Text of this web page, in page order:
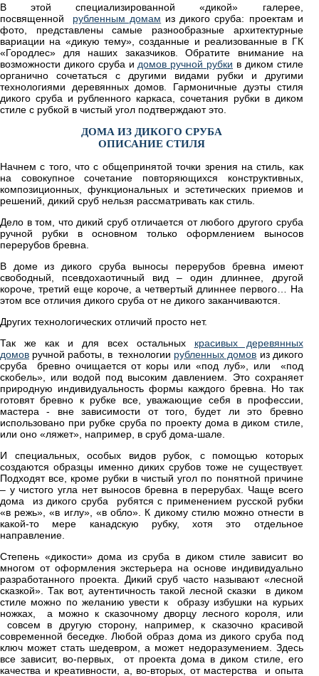
В этой специализированной «дикой» галерее,
посвященной рубленным домам из дикого сруба: проектам и
фото, представлены самые разнообразные архитектурные
вариации на «дикую тему», созданные и реализованные в ГК
«Городлес» для наших заказчиков. Обратите внимание на
возможности дикого сруба и домов ручной рубки в диком стиле
органично сочетаться с другими видами рубки и другими
технологиями деревянных домов. Гармоничные дуэты стиля
дикого сруба и рубленного каркаса, сочетания рубки в диком
стиле с рубкой в чистый угол подтверждают это.
ДОМА ИЗ ДИКОГО СРУБА
ОПИСАНИЕ СТИЛЯ
Начнем с того, что с общепринятой точки зрения на стиль, как
на совокупное сочетание повторяющихся конструктивных,
композиционных, функциональных и эстетических приемов и
решений, дикий сруб нельзя рассматривать как стиль.
Дело в том, что дикий сруб отличается от любого другого сруба
ручной рубки в основном только оформлением выносов
перерубов бревна.
В доме из дикого сруба выносы перерубов бревна имеют
свободный, псевдохаотичный вид – один длиннее, другой
короче, третий еще короче, а четвертый длиннее первого… На
этом все отличия дикого сруба от не дикого заканчиваются.
Других технологических отличий просто нет.
Так же как и для всех остальных красивых деревянных
домов ручной работы, в технологии рубленных домов из дикого
сруба бревно очищается от коры или «под луб», или «под
скобель», или водой под высоким давлением. Это сохраняет
природную индивидуальность формы каждого бревна. Но так
готовят бревно к рубке все, уважающие себя в профессии,
мастера - вне зависимости от того, будет ли это бревно
использовано при рубке сруба по проекту дома в диком стиле,
или оно «ляжет», например, в сруб дома-шале.
И специальных, особых видов рубок, с помощью которых
создаются образцы именно диких срубов тоже не существует.
Подходят все, кроме рубки в чистый угол по понятной причине
– у чистого угла нет выносов бревна в перерубах. Чаще всего
дома из дикого сруба рубятся с применением русской рубки
«в режь», «в иглу», «в обло». К дикому стилю можно отнести в
какой-то мере канадскую рубку, хотя это отдельное
направление.
Степень «дикости» дома из сруба в диком стиле зависит во
многом от оформления экстерьера на основе индивидуально
разработанного проекта. Дикий сруб часто называют «лесной
сказкой». Так вот, аутентичность такой лесной сказки в диком
стиле можно по желанию увести к образу избушки на курьих
ножках, а можно к сказочному дворцу лесного короля, или
совсем в другую сторону, например, к сказочно красивой
современной беседке. Любой образ дома из дикого сруба под
ключ может стать шедевром, а может недоразумением. Здесь
все зависит, во-первых, от проекта дома в диком стиле, его
качества и креативности, а, во-вторых, от мастерства и опыта